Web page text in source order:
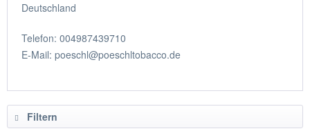
Deutschland
Telefon: 004987439710
E-Mail: poeschl@poeschltobacco.de
Filtern